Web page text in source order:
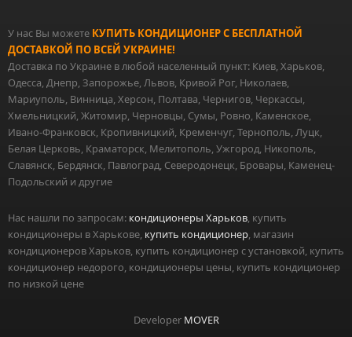
У нас Вы можете КУПИТЬ КОНДИЦИОНЕР С БЕСПЛАТНОЙ
ДОСТАВКОЙ ПО ВСЕЙ УКРАИНЕ!
Доставка по Украине в любой населенный пункт: Киев, Харьков,
Одесса, Днепр, Запорожье, Львов, Кривой Рог, Николаев,
Мариуполь, Винница, Херсон, Полтава, Чернигов, Черкассы,
Хмельницкий, Житомир, Черновцы, Сумы, Ровно, Каменское,
Ивано-Франковск, Кропивницкий, Кременчуг, Тернополь, Луцк,
Белая Церковь, Краматорск, Мелитополь, Ужгород, Никополь,
Славянск, Бердянск, Павлоград, Северодонецк, Бровары, Каменец-
Подольский и другие
Нас нашли по запросам: кондиционеры Харьков , купить
кондиционеры в Харькове, купить кондиционер , магазин
кондиционеров Харьков, купить кондиционер с установкой, купить
кондиционер недорого, кондиционеры цены, купить кондиционер
по низкой цене
Developer MOVER